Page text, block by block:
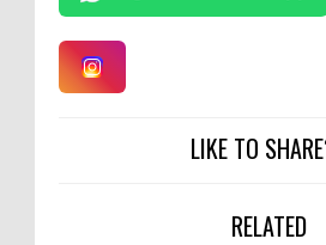
LIKE TO
RELATED